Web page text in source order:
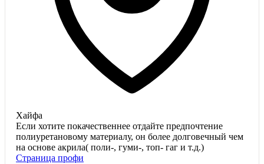
Хайфа
Если хотите покачественнее отдайте предпочтение
полиуретановому материалу, он более долговечный чем
на основе акрила( поли-, гуми-, топ- гаг и т.д.)
Страница профи